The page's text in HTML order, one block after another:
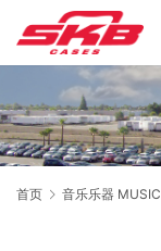
首页 音乐乐器 MUSIC